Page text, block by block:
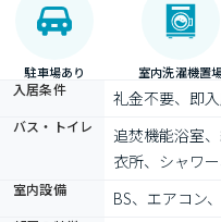
駐車場あり 室内洗濯機置
入居条件 礼金不要、即
バス・トイレ
追焚機能浴室
衣所、シャワ
室内設備 BS、エアコン